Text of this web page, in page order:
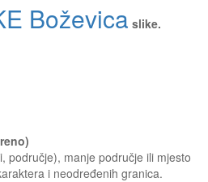
Boževica slike.
područje), manje područje ili mjesto
i neodređenih granica.